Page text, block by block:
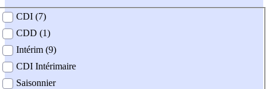
contrat
CDI (7)
CDD (1)
Intérim (9)
CDI Intérimaire
Saisonnier